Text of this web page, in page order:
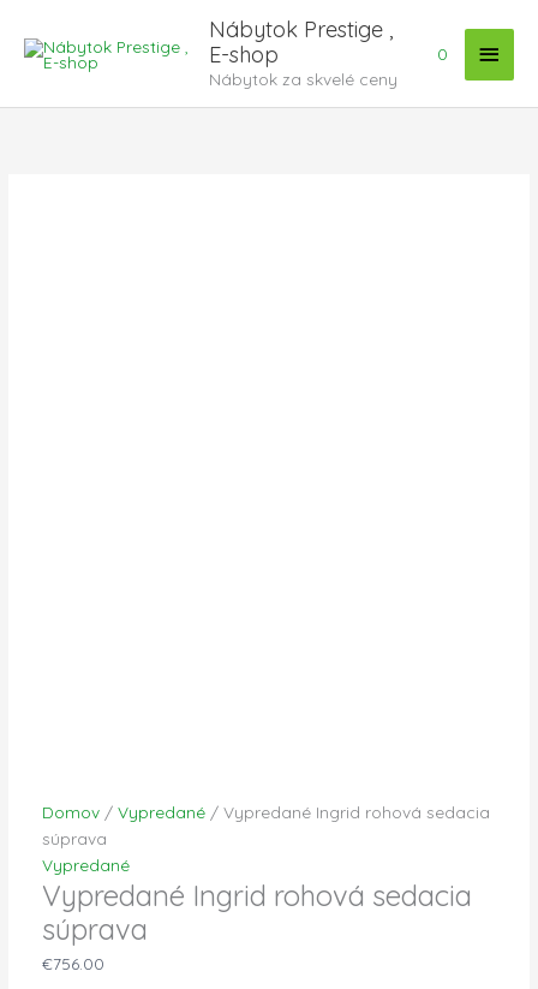
obsah
Nábytok Prestige ,
E-shop
Nábytok za skvelé ceny
Menu
0
Domov/ Vypredané/ Vypredané Ingrid rohová sedacia
súprava
Vypredané
Vypredané Ingrid rohová sedacia
súprava
€756.00